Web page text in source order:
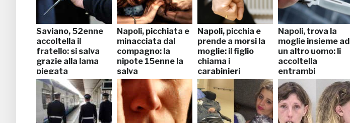
Saviano, 52enne
accoltella il
fratello: si salva
grazie alla lama
piegata
Napoli, picchiata e
minacciata dal
compagno: la
nipote 15enne la
salva
Napoli, picchia e
prende a morsi la
moglie: il figlio
chiama i
carabinieri
Napoli, trova la
moglie insieme ad
un altro uomo: li
accoltella
entrambi